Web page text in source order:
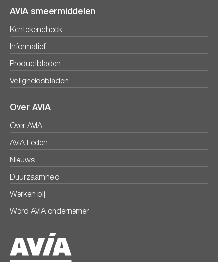
AVIA smeermiddelen
Kentekencheck
Informatief
Productbladen
Veiligheidsbladen
Over AVIA
Over AVIA
AVIA Leden
Nieuws
Duurzaamheid
Werken bij
Word AVIA ondernemer